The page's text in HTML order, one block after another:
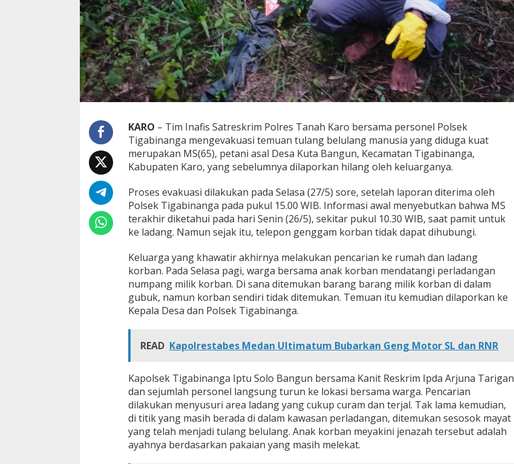
a
n
g
a
n
N
u
m
p
a
g
D
e
s
a
u
t
B
a
g
u
KARO – Tim Inafis Satreskrim Polres Tanah Karo bersama personel Polsek
Tigabinanga mengevakuasi temuan tulang belulang manusia yang diduga kuat
merupakan MS(65), petani asal Desa Kuta Bangun, Kecamatan Tigabinanga,
Kabupaten Karo, yang sebelumnya dilaporkan hilang oleh keluarganya.
Proses evakuasi dilakukan pada Selasa (27/5) sore, setelah laporan diterima oleh
Polsek Tigabinanga pada pukul 15.00 WIB. Informasi awal menyebutkan bahwa MS
terakhir diketahui pada hari Senin (26/5), sekitar pukul 10.30 WIB, saat pamit untuk
ke ladang. Namun sejak itu, telepon genggam korban tidak dapat dihubungi.
Keluarga yang khawatir akhirnya melakukan pencarian ke rumah dan ladang
korban. Pada Selasa pagi, warga bersama anak korban mendatangi perladangan
numpang milik korban. Di sana ditemukan barang barang milik korban di dalam
gubuk, namun korban sendiri tidak ditemukan. Temuan itu kemudian dilaporkan ke
Kepala Desa dan Polsek Tigabinanga.
READ Kapolrestabes Medan Ultimatum Bubarkan Geng Motor SL dan RNR
Kapolsek Tigabinanga Iptu Solo Bangun bersama Kanit Reskrim Ipda Arjuna Tarigan
dan sejumlah personel langsung turun ke lokasi bersama warga. Pencarian
dilakukan menyusuri area ladang yang cukup curam dan terjal. Tak lama kemudian,
di titik yang masih berada di dalam kawasan perladangan, ditemukan sesosok mayat
yang telah menjadi tulang belulang. Anak korban meyakini jenazah tersebut adalah
ayahnya berdasarkan pakaian yang masih melekat.